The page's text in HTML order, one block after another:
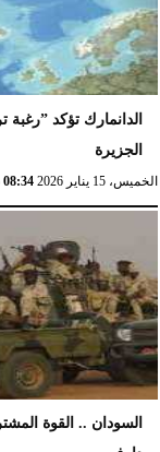
الدانمارك تؤكد
الجزيرة
الخميس، 15 يناير 2026 08:34 صـ